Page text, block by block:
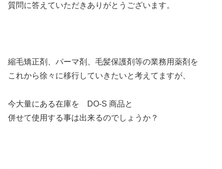
質問に答えていただきありがとうございます。
縮毛矯正剤、パーマ剤、毛髪保護剤等の業務用薬剤を
これから徐々に移行していきたいと考えてますが、
今大量にある在庫を DO-S 商品と
併せて使用する事は出来るのでしょうか？